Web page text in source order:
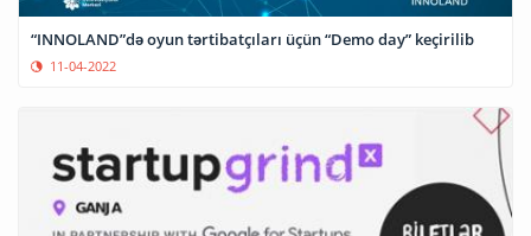
“INNOLAND”də oyun tərtibatçıları üçün “Demo day” keçirilib
11-04-2022